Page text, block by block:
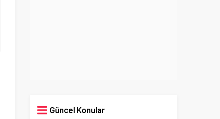
Güncel Konular